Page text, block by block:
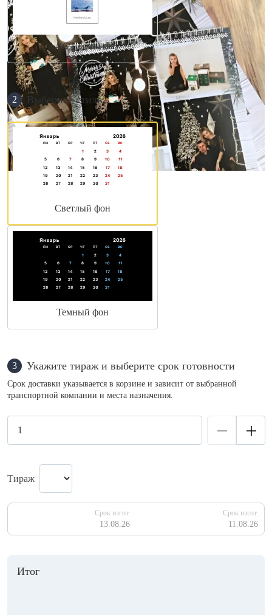
А4 (210×300 мм)
2 Выберите стиль
Светлый фон
Темный фон
3 Укажите тираж и выберите срок готовности
Срок доставки указывается в корзине и зависит от выбранной
транспортной компании и места назначения.
Тираж
Срок изгот.
13.08.26
Срок изгот.
11.08.26
Итог